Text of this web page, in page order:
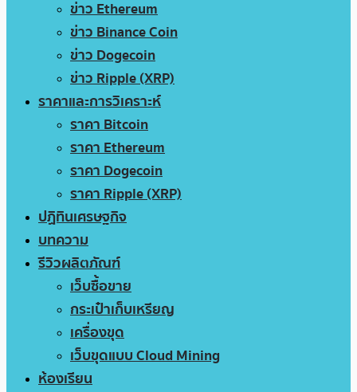
ข่าว Ethereum
ข่าว Binance Coin
ข่าว Dogecoin
ข่าว Ripple (XRP)
ราคาและการวิเคราะห์
ราคา Bitcoin
ราคา Ethereum
ราคา Dogecoin
ราคา Ripple (XRP)
ปฏิทินเศรษฐกิจ
บทความ
รีวิวผลิตภัณฑ์
เว็บซื้อขาย
กระเป๋าเก็บเหรียญ
เครื่องขุด
เว็บขุดแบบ Cloud Mining
ห้องเรียน